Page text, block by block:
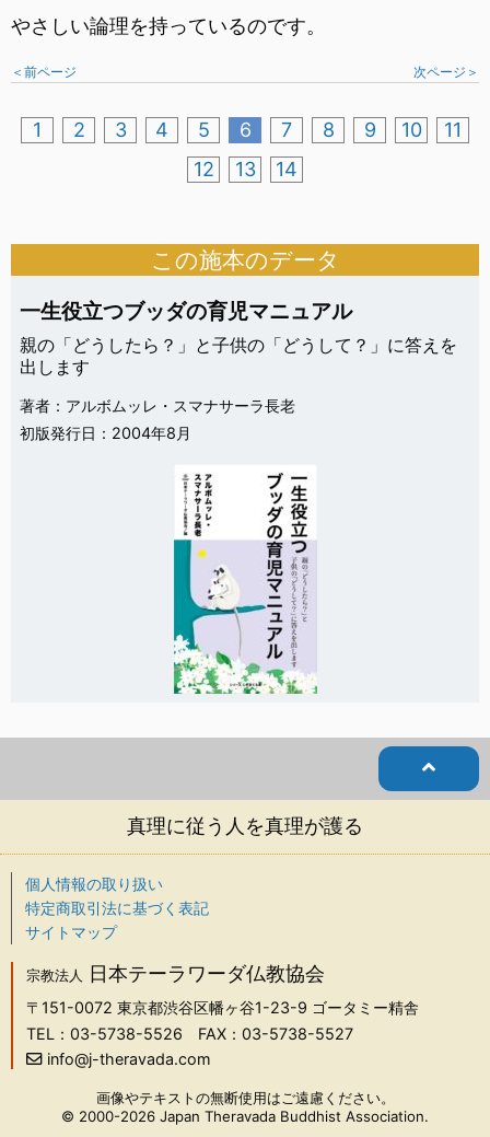
やさしい論理を持っているのです。
＜前ページ 次ページ＞
1 2 3 4 5 6 7 8 9 10
11
12
13 14
この施本のデータ
一生役立つブッダの育児マニュアル
親の「どうしたら？」と子供の「どうして？」に答えを
出します
著者：アルボムッレ・スマナサーラ長老
初版発行日：2004年8月
真理に従う人を真理が護る
個人情報の取り扱い
特定商取引法に基づく表記
サイトマップ
宗教法人 日本テーラワーダ仏教協会
〒151-0072 東京都渋谷区幡ヶ谷1-23-9 ゴータミー精舎
TEL：03-5738-5526 FAX：03-5738-5527
info@j-theravada.com
画像やテキストの無断使用はご遠慮ください。
© 2000-2026 Japan Theravada Buddhist Association.